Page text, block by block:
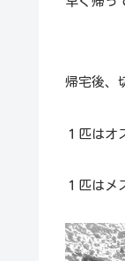
帰宅後、
１匹はオ
１匹はメ